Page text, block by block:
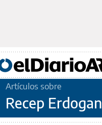
Artículos sobre
Recep Erdogan